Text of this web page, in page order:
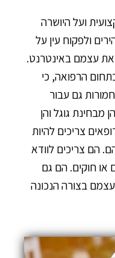
ועל היושרה
ולפקוח עין על
עצמם באינטרנט.
הרפואה, כי
גם עבור
מבחינת גוגל והן
צריכים להיות
הם צריכים לוודא
או חוקים. הם גם
בצורה הנכונה